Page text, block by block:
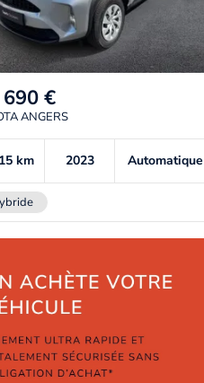
€
ANGERS
km 2023 Automatique